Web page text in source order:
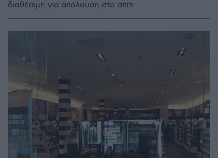
διαθέσιμη για απόλαυση στο σπίτι